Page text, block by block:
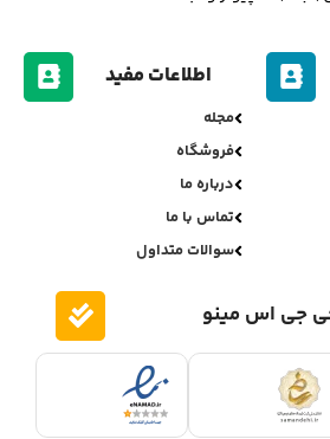
اطلاعات مفید
مجله
فروشگاه
درباره ما
تماس با ما
سوالات متداول
جی اس مینو